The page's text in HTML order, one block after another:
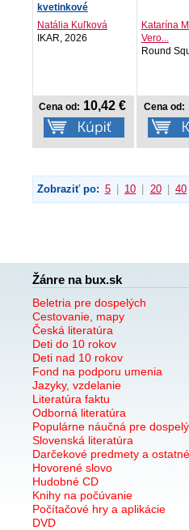
kvetinkové
dobrodružstvá s da...
Natália Kuľková
IKAR, 2026
Cena od: 10,42 €
Katarína
Vero...
Round
Cena od:
Zobraziť po: 5 10 20 40
Žánre na bux.sk
Beletria pre dospelých
Cestovanie, mapy
Česká literatúra
Deti do 10 rokov
Deti nad 10 rokov
Fond na podporu umenia
Jazyky, vzdelanie
Literatúra faktu
Odborná literatúra
Populárne náučná pre
Slovenská literatúra
Darčekové predmety a ostatné
Hovorené slovo
Hudobné CD
Knihy na počúvanie
Počítačové hry a aplikácie
DVD